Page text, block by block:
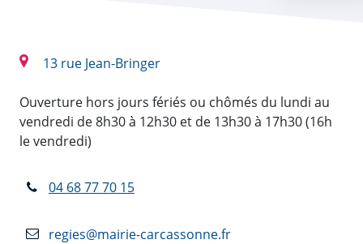
13 rue Jean-Bringer
Ouverture hors jours fériés ou chômés du lundi au
vendredi de 8h30 à 12h30 et de 13h30 à 17h30 (16h
le vendredi)
04 68 77 70 15
regies@mairie-carcassonne.fr